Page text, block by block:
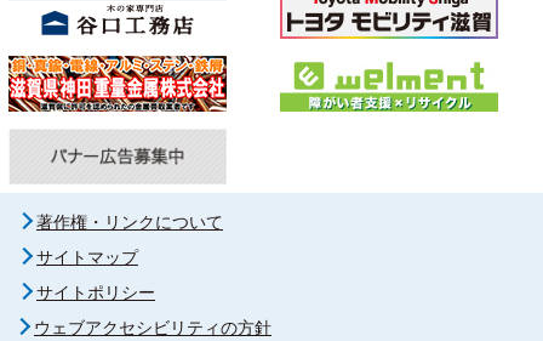
著作権・リンクについて
サイトマップ
サイトポリシー
ウェブアクセシビリティの方針